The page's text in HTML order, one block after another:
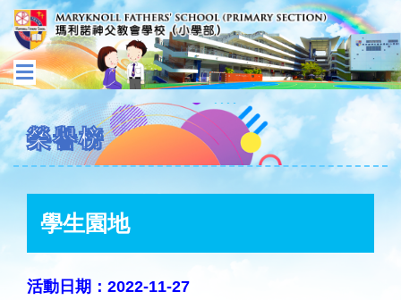
榮譽榜
學生園地
活動日期：2022-11-27